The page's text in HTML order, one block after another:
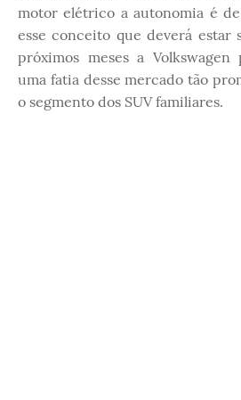
motor elétrico a autonomia é
esse conceito que deverá estar
próximos meses a
uma fatia desse mercado tão
o segmento dos SUV familiares.